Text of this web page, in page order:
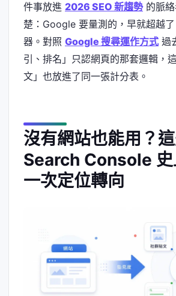
件事放進 2026 SEO 新趨勢的脈絡
楚：Google 要量測的，早就超越
器。對照 Google 搜尋運作方式 過
引、排名」只認網頁的那套邏輯，
文」也放進了同一張計分表。
沒有網站也能用？
Search Console 史
一次定位轉向